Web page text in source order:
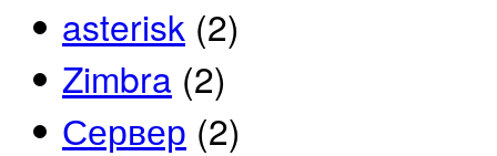
asterisk (2)
Zimbra (2)
Сервер (2)